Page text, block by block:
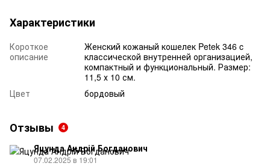
Характеристики
Короткое
описание
Женский кожаный кошелек Petek 346 c
классической внутренней организацией,
компактный и функциональный. Размер:
11,5 х 10 см.
Цвет
бордовый
Отзывы 4
Яцунда Андрій Богданович
07.02.2025 в 19:01